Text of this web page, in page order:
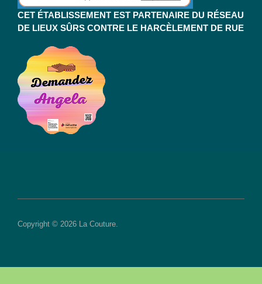
CET ÉTABLISSEMENT EST PARTENAIRE DU RÉSEAU
DE LIEUX SÛRS CONTRE LE HARCÈLEMENT DE RUE
Copyright © 2026 La Couture.